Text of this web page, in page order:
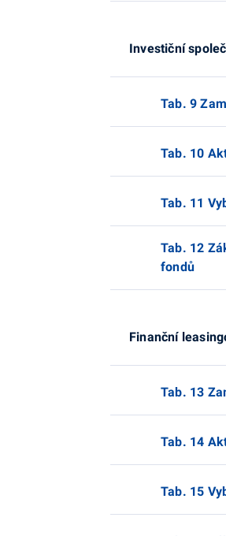
Investiční
Tab. 9
Tab. 10
Tab. 11
Tab. 12
fondů
Finanční
Tab. 13
Tab. 14
Tab. 15